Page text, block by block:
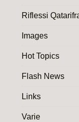
Riflessi
Images
Hot Topics
Flash News
Links
Varie